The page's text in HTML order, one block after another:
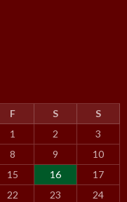
F S
S
1
2
3
8 9
10
15 16
17
22 23
24